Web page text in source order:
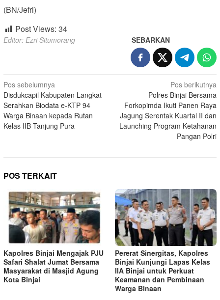
(BN/Jefri)
Post Views: 34
Editor: Ezri Situmorang SEBARKAN
Navigasi
pos
Pos sebelumnya
Disdukcapil Kabupaten Langkat
Serahkan Biodata e-KTP 94
Warga Binaan kepada Rutan
Kelas IIB Tanjung Pura
Pos berikutnya
Polres Binjai Bersama
Forkopimda Ikuti Panen Raya
Jagung Serentak Kuartal II dan
Launching Program Ketahanan
Pangan Polri
POS TERKAIT
Kapolres Binjai Mengajak PJU
Safari Shalat Jumat Bersama
Masyarakat di Masjid Agung
Kota Binjai
Pererat Sinergitas, Kapolres
Binjai Kunjungi Lapas Kelas
IIA Binjai untuk Perkuat
Keamanan dan Pembinaan
Warga Binaan